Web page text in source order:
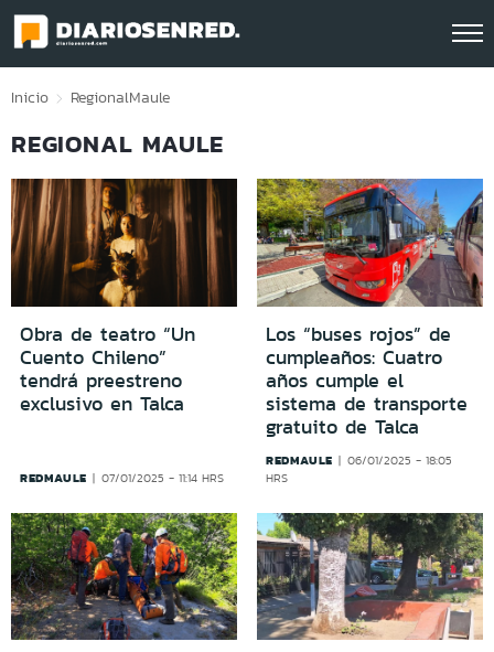
Click acá para ir directamente al contenido
Inicio RegionalMaule
REGIONAL MAULE
Obra de teatro “Un
Cuento Chileno”
tendrá preestreno
exclusivo en Talca
REDMAULE 07/01/2025 - 11:14 HRS
Los “buses rojos” de
cumpleaños: Cuatro
años cumple el
sistema de transporte
gratuito de Talca
REDMAULE
06/01/2025 - 18:05
HRS